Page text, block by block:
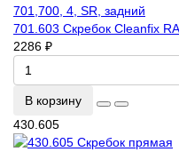
701.603 Скребок Cleanfix
2286 ₽
В корзину
430.605